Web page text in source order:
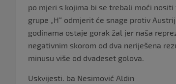
po mjeri s kojima bi se trebali moći
grupe „H“ odmjerit će snage protiv
godinama ostaje gorak žal jer naša
negativnim skorom od dva neriješena
minusu više od dvadeset golova.
Uskvijesti. ba Nesimović Aldin